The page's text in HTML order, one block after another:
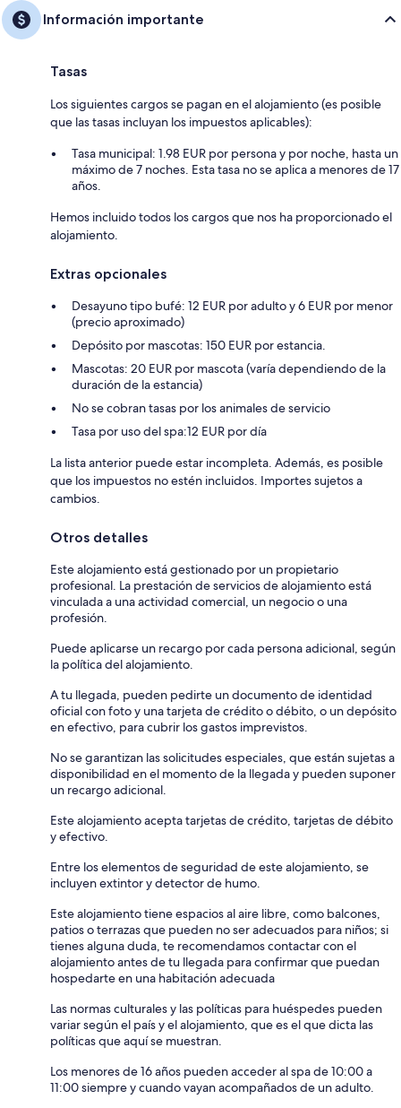
Información importante
Tasas
Los siguientes cargos se pagan en el alojamiento (es posible
que las tasas incluyan los impuestos aplicables):
Tasa municipal: 1.98 EUR por persona y por noche, hasta un
máximo de 7 noches. Esta tasa no se aplica a menores de 17
años.
Hemos incluido todos los cargos que nos ha proporcionado el
alojamiento.
Extras opcionales
Desayuno tipo bufé: 12 EUR por adulto y 6 EUR por menor
(precio aproximado)
Depósito por mascotas: 150 EUR por estancia.
Mascotas: 20 EUR por mascota (varía dependiendo de la
duración de la estancia)
No se cobran tasas por los animales de servicio
Tasa por uso del spa:12 EUR por día
La lista anterior puede estar incompleta. Además, es posible
que los impuestos no estén incluidos. Importes sujetos a
cambios.
Otros detalles
Este alojamiento está gestionado por un propietario
profesional. La prestación de servicios de alojamiento está
vinculada a una actividad comercial, un negocio o una
profesión.
Puede aplicarse un recargo por cada persona adicional, según
la política del alojamiento.
A tu llegada, pueden pedirte un documento de identidad
oficial con foto y una tarjeta de crédito o débito, o un depósito
en efectivo, para cubrir los gastos imprevistos.
No se garantizan las solicitudes especiales, que están sujetas a
disponibilidad en el momento de la llegada y pueden suponer
un recargo adicional.
Este alojamiento acepta tarjetas de crédito, tarjetas de débito
y efectivo.
Entre los elementos de seguridad de este alojamiento, se
incluyen extintor y detector de humo.
Este alojamiento tiene espacios al aire libre, como balcones,
patios o terrazas que pueden no ser adecuados para niños; si
tienes alguna duda, te recomendamos contactar con el
alojamiento antes de tu llegada para confirmar que puedan
hospedarte en una habitación adecuada
Las normas culturales y las políticas para huéspedes pueden
variar según el país y el alojamiento, que es el que dicta las
políticas que aquí se muestran.
Los menores de 16 años pueden acceder al spa de 10:00 a
11:00 siempre y cuando vayan acompañados de un adulto.